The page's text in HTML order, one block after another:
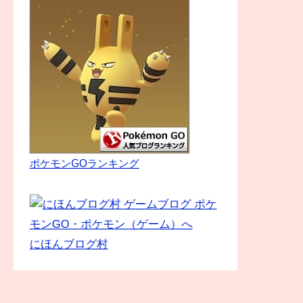
ポケモンGOランキング
にほんブログ村